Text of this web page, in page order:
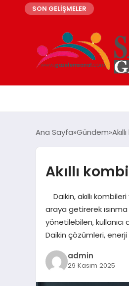
SON GELİŞMELER
Ana Sayfa Gündem
Akıllı
Daikin, akıllı
araya getirerek
yönetilebilen, kullanıcı
Daikin çözümleri, enerji
admin
29 Kasım 2025